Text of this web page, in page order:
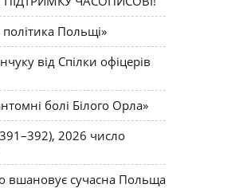
ДашкевичСвітло з-за
дні, обгорілі в огні…
СамохваловаХто такий
Польщі»
від Спілки офіцерів
болі Білого Орла»
2026 число
вшановує сучасна Польща